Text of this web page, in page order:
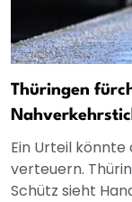
Thüringen
Ein Urteil
verteuern.
Schütz sieht